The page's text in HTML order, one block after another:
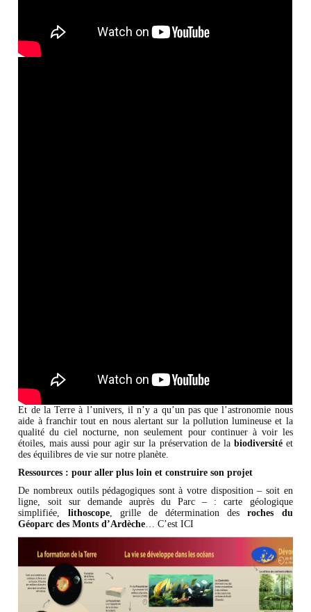
Et de la Terre à l’univers, il n’y a qu’un pas que l’astronomie nous
aide à franchir tout en nous alertant sur la pollution lumineuse et la
qualité du ciel nocturne, non seulement pour continuer à voir les
étoiles, mais aussi pour agir sur la préservation de la biodiversitéet
des équilibres de vie sur notre planète.
Ressources : pour aller plus loin et construire son projet
De nombreux outils pédagogiques sont à votre disposition – soit en
ligne, soit sur demande auprès du Parc – : carte géologique
simplifiée, lithoscope, grille de détermination desroches du
Géoparc des Monts d’Ardèche… C’est ICI